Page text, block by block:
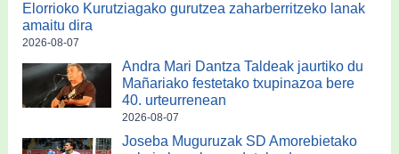
Elorrioko Kurutziagako gurutzea zaharberritzeko lanak
amaitu dira
2026-08-07
Andra Mari Dantza Taldeak jaurtiko du
Mañariako festetako txupinazoa bere
40. urteurrenean
2026-08-07
Joseba Muguruzak SD Amorebietako